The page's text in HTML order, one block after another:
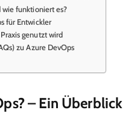
wie funktioniert es?
für Entwickler
genutzt wird
zu Azure DevOps
– Ein Überblick